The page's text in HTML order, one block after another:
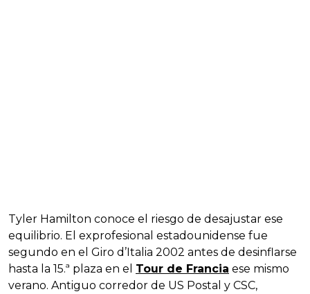
Tyler Hamilton conoce el riesgo de desajustar ese
equilibrio. El exprofesional estadounidense fue
segundo en el Giro d’Italia 2002 antes de desinflarse
hasta la 15.ª plaza en el Tour de Francia ese mismo
verano. Antiguo corredor de US Postal y CSC,